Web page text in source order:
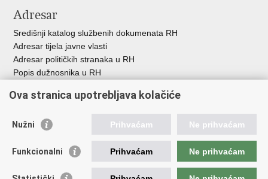
Adresar
Središnji katalog službenih dokumenata RH
Adresar tijela javne vlasti
Adresar političkih stranaka u RH
Popis dužnosnika u RH
Pozivi za žurnu pomoć
Važne poveznice
Strukturni i investicijski fondovi
Središnja agencija za financiranje i ugovaranje
Ova stranica upotrebljava kolačiće
Nužni Prihvaćam Ne prihvaćam
Funkcionalni Prihvaćam Ne prihvaćam